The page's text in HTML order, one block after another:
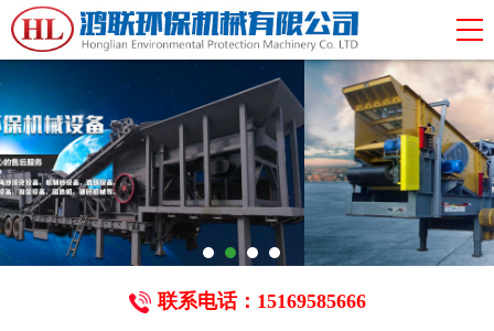
联系电话：15169585666